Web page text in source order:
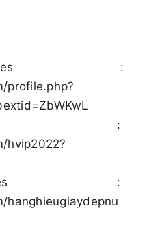
:
profile.php?
:
hvip2022?
:
hanghieugiaydepnu